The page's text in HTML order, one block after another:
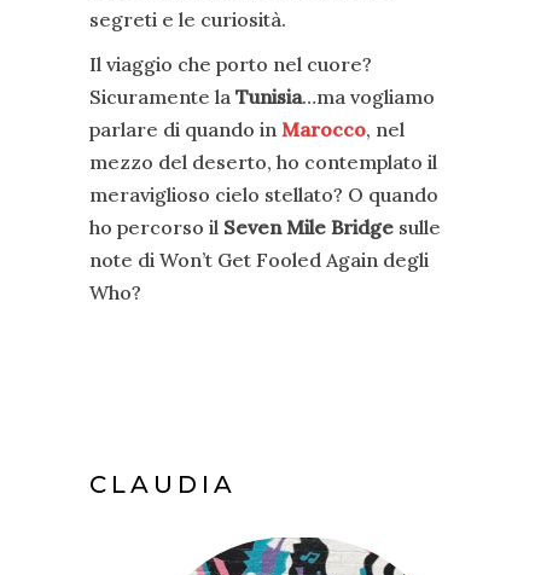
segreti e le curiosità.
Il viaggio che porto nel cuore?
Sicuramente la Tunisia…ma vogliamo
parlare di quando in Marocco, nel
mezzo del deserto, ho contemplato il
meraviglioso cielo stellato? O quando
ho percorso il Seven Mile Bridge sulle
note di Won’t Get Fooled Again degli
Who?
CLAUDIA